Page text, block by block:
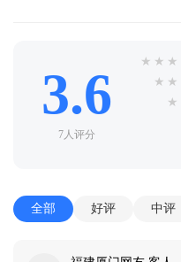
3.6
7人评分
★ ★ ★
★ ★
★
全部 好评 中评